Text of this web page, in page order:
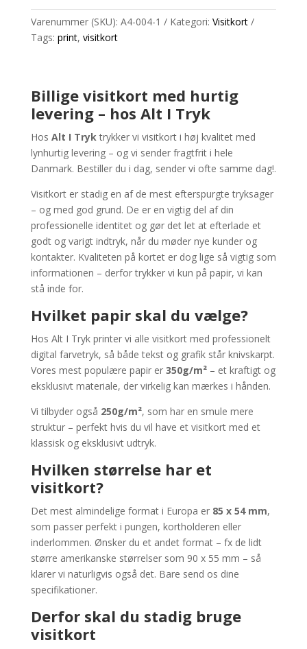
Varenummer (SKU): A4-004-1 Kategori: Visitkort
Tags: print, visitkort
Billige visitkort med hurtig
levering – hos Alt I Tryk
Hos Alt I Tryk trykker vi visitkort i høj kvalitet med
lynhurtig levering – og vi sender fragtfrit i hele
Danmark. Bestiller du i dag, sender vi ofte samme dag!.
Visitkort er stadig en af de mest efterspurgte tryksager
– og med god grund. De er en vigtig del af din
professionelle identitet og gør det let at efterlade et
godt og varigt indtryk, når du møder nye kunder og
kontakter. Kvaliteten på kortet er dog lige så vigtig som
informationen – derfor trykker vi kun på papir, vi kan
stå inde for.
Hvilket papir skal du vælge?
Hos Alt I Tryk printer vi alle visitkort med professionelt
digital farvetryk, så både tekst og grafik står knivskarpt.
Vores mest populære papir er 350g/m² – et kraftigt og
eksklusivt materiale, der virkelig kan mærkes i hånden.
Vi tilbyder også 250g/m², som har en smule mere
struktur – perfekt hvis du vil have et visitkort med et
klassisk og eksklusivt udtryk.
Hvilken størrelse har et
visitkort?
Det mest almindelige format i Europa er 85 x 54 mm,
som passer perfekt i pungen, kortholderen eller
inderlommen. Ønsker du et andet format – fx de lidt
større amerikanske størrelser som 90 x 55 mm – så
klarer vi naturligvis også det. Bare send os dine
specifikationer.
Derfor skal du stadig bruge
visitkort